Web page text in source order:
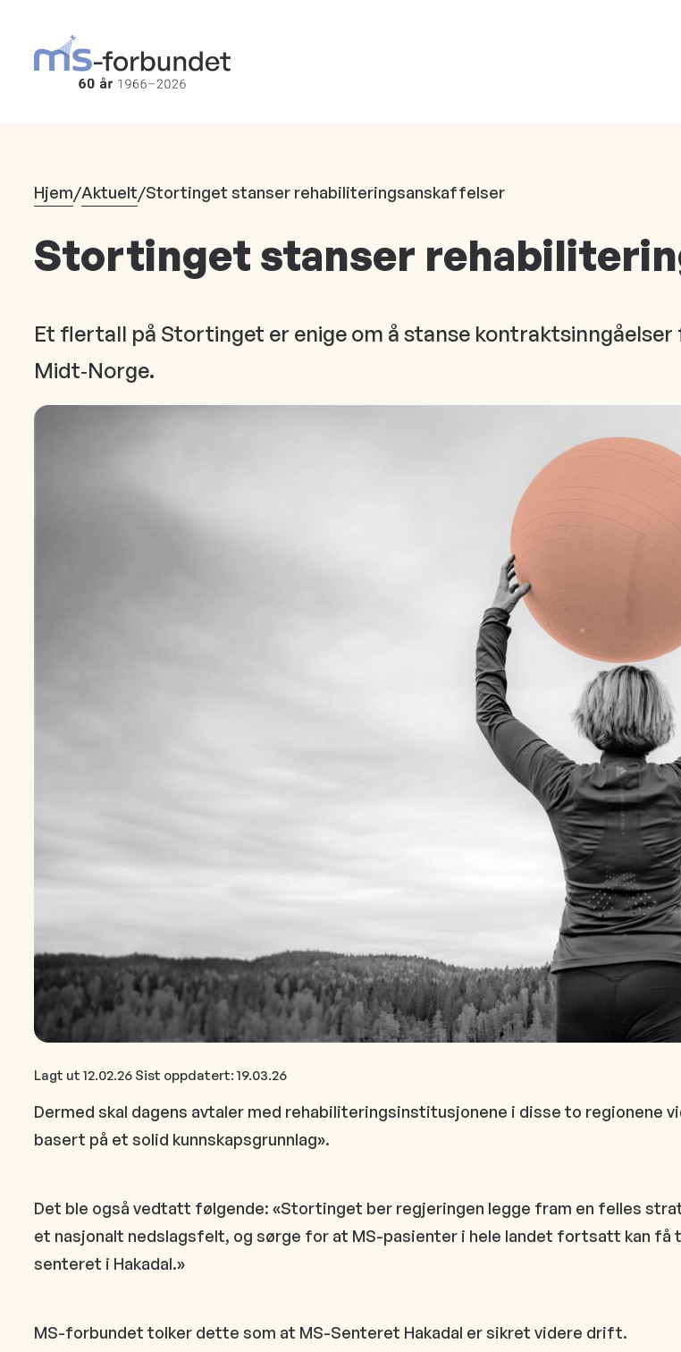
hovedinnhold
Hjem/Aktuelt/Stortinget stanser rehabiliteringsanskaffelser
Stortinget stanser
Et flertall på Stortinget er enige om å stanse
Midt‑Norge.
Lagt ut 12.02.26 Sist oppdatert: 19.03.26
Dermed skal dagens avtaler med rehabiliteringsinstitusjonene i disse to
basert på et solid kunnskapsgrunnlag».
Det ble også vedtatt følgende: «Stortinget ber regjeringen legge fram en felles
et nasjonalt nedslagsfelt, og sørge for at MS-pasienter i hele landet fortsatt kan
senteret i Hakadal.»
MS-forbundet tolker dette som at MS-Senteret Hakadal er sikret videre drift.